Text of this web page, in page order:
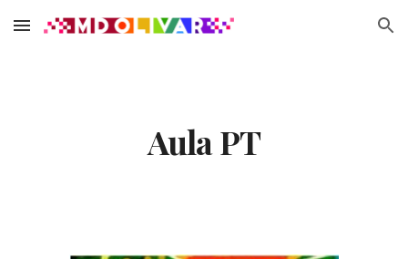
Skip to main content Skip to navigation
Aula PT